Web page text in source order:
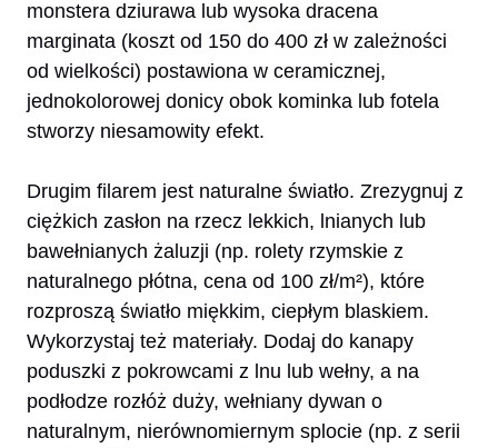
monstera dziurawa lub wysoka dracena
marginata (koszt od 150 do 400 zł w zależności
od wielkości) postawiona w ceramicznej,
jednokolorowej donicy obok kominka lub fotela
stworzy niesamowity efekt.
Drugim filarem jest naturalne światło. Zrezygnuj z
ciężkich zasłon na rzecz lekkich, lnianych lub
bawełnianych żaluzji (np. rolety rzymskie z
naturalnego płótna, cena od 100 zł/m²), które
rozproszą światło miękkim, ciepłym blaskiem.
Wykorzystaj też materiały. Dodaj do kanapy
poduszki z pokrowcami z lnu lub wełny, a na
podłodze rozłóż duży, wełniany dywan o
naturalnym, nierównomiernym splocie (np. z serii